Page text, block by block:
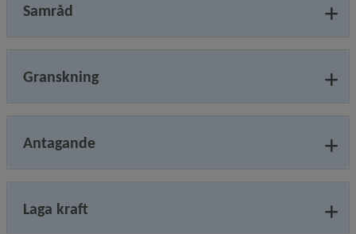
Samråd
Granskning
Antagande
Laga kraft